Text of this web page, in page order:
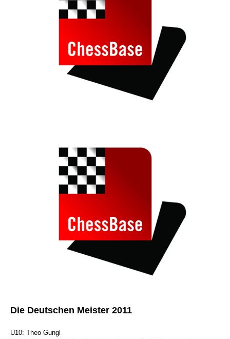
Die Deutschen Meister 2011
U10: Theo Gungl